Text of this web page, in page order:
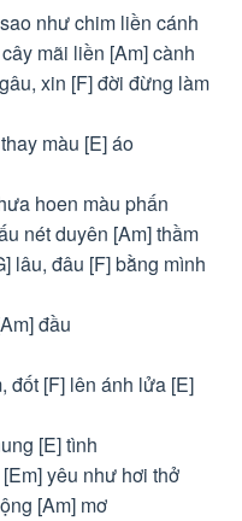
như chim liền cánh
mãi liền [Am] cành
xin [F] đời đừng làm
màu [E] áo
hoen màu phấn
nét duyên [Am] thầm
lâu, đâu [F] bằng mình
đầu
đốt [F] lên ánh lửa [E]
[E] tình
yêu như hơi thở
[Am] mơ